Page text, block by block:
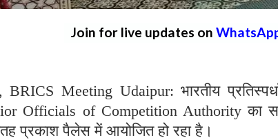
Join for live updates on
Meeting Udaipur: भारतीय
Officials of Competition Authority
प्रकाश पैलेस में आयोजित हो रहा है।